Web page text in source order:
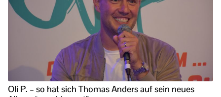
Oli P. – so hat sich Thomas Anders auf sein neues